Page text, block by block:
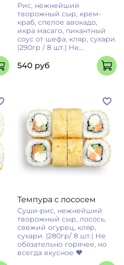
Рис, нежнейший
творожный сыр, крем-
краб, спелое авокадо,
икра масаго, пикантный
соус от шефа, кляр, сухари.
|290гр / 8 шт.| Не...
540 руб
Темпура с лососем
Суши-рис, нежнейший
творожный сыр, лосось,
свежий огурец, кляр,
сухари. |280гр/ 8 шт.| Не
обязательно горячее, но
всегда вкусное ❤